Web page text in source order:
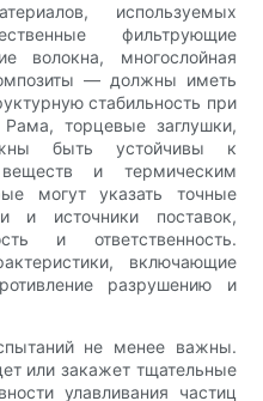
используемых
фильтрующие
волокна, многослойная
— должны иметь
стабильность при
торцевые заглушки,
быть устойчивы к
и термическим
могут указать точные
и источники поставок,
и ответственность.
включающие
разрушению и
не менее важны.
или закажет тщательные
улавливания частиц